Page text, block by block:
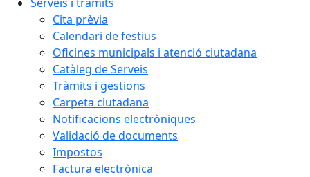
Cita prèvia
Calendari de festius
Oficines municipals i atenció ciutadana
Catàleg de Serveis
Tràmits i gestions
Carpeta ciutadana
Notificacions electròniques
Validació de documents
Impostos
Factura electrònica